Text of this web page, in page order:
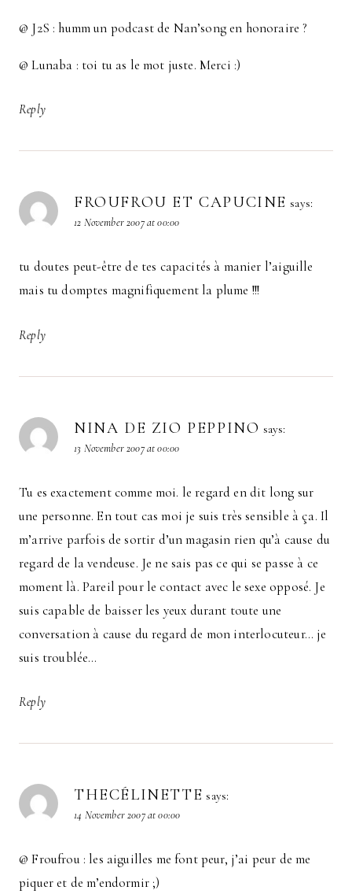
@ J2S : humm un podcast de Nan’song en honoraire ?
@ Lunaba : toi tu as le mot juste. Merci :)
Reply
FROUFROU ET CAPUCINE says:
12 November 2007 at 00:00
tu doutes peut-être de tes capacités à manier l’aiguille
mais tu domptes magnifiquement la plume !!!
Reply
NINA DE ZIO PEPPINO says:
13 November 2007 at 00:00
Tu es exactement comme moi. le regard en dit long sur
une personne. En tout cas moi je suis très sensible à ça. Il
m’arrive parfois de sortir d’un magasin rien qu’à cause du
regard de la vendeuse. Je ne sais pas ce qui se passe à ce
moment là. Pareil pour le contact avec le sexe opposé. Je
suis capable de baisser les yeux durant toute une
conversation à cause du regard de mon interlocuteur… je
suis troublée…
Reply
THECÉLINETTE says:
14 November 2007 at 00:00
@ Froufrou : les aiguilles me font peur, j’ai peur de me
piquer et de m’endormir ;)